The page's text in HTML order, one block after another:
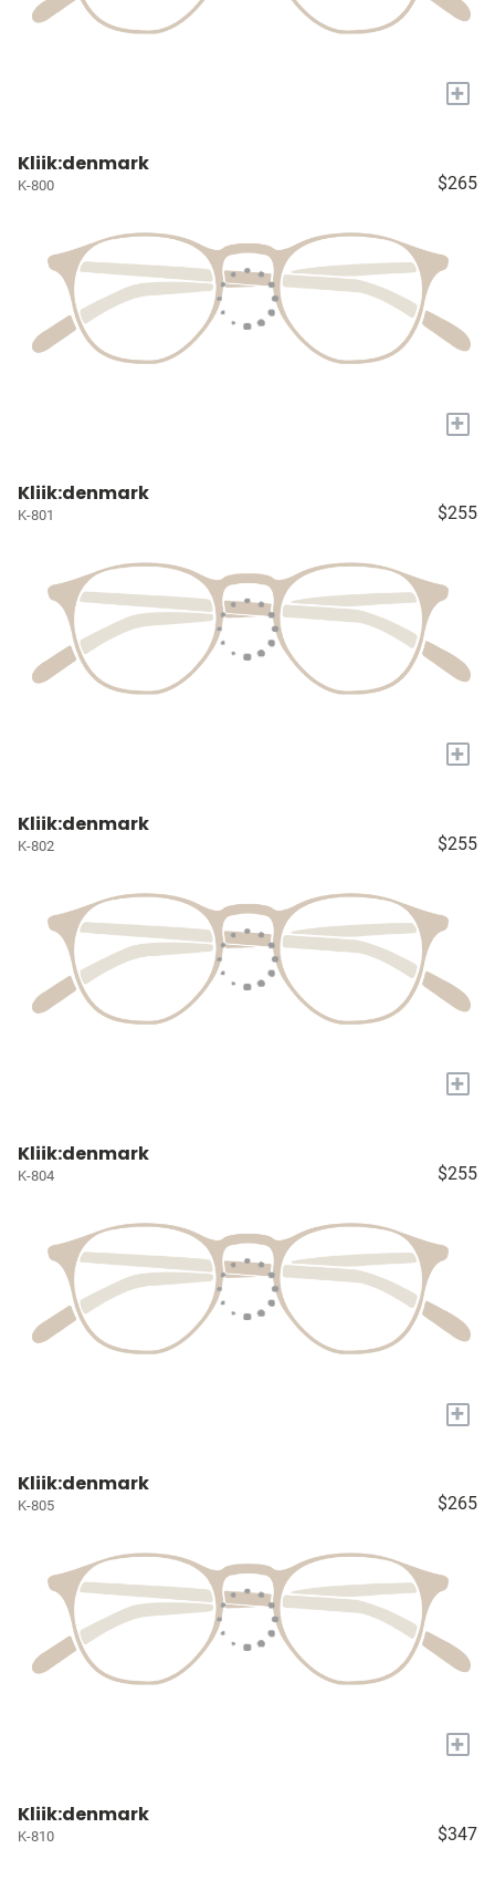
+
Kliik:denmark
K-800 $265
+
Kliik:denmark
K-801 $255
+
Kliik:denmark
K-802 $255
+
Kliik:denmark
K-804 $255
+
Kliik:denmark
K-805 $265
+
Kliik:denmark
K-810 $347